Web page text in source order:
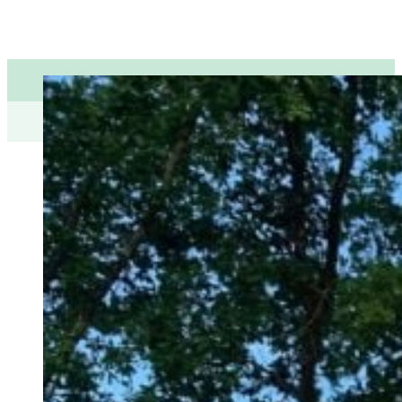
🪚 Nos charpentiers à
l’œuvre sur le bassin
d’Arcachon
Il y a des projets qui
Sur lechantier du